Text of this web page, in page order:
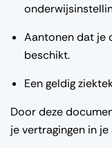
Aantonen dat je
beschikt.
Een geldig
Door deze
je vertragingen in